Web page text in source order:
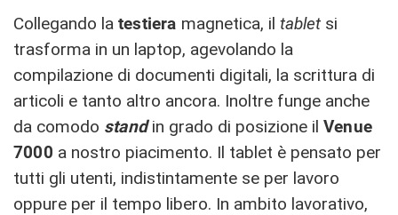
Collegando la testiera magnetica, il tabletsi
trasforma in un laptop, agevolando la
compilazione di documenti digitali, la scrittura di
articoli e tanto altro ancora. Inoltre funge anche
da comodo standin grado di posizione il Venue
7000 a nostro piacimento. Il tablet è pensato per
tutti gli utenti, indistintamente se per lavoro
oppure per il tempo libero. In ambito lavorativo,